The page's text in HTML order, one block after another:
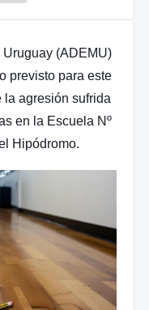
Uruguay (ADEMU)
previsto para este
la agresión sufrida
en la Escuela Nº
Hipódromo.